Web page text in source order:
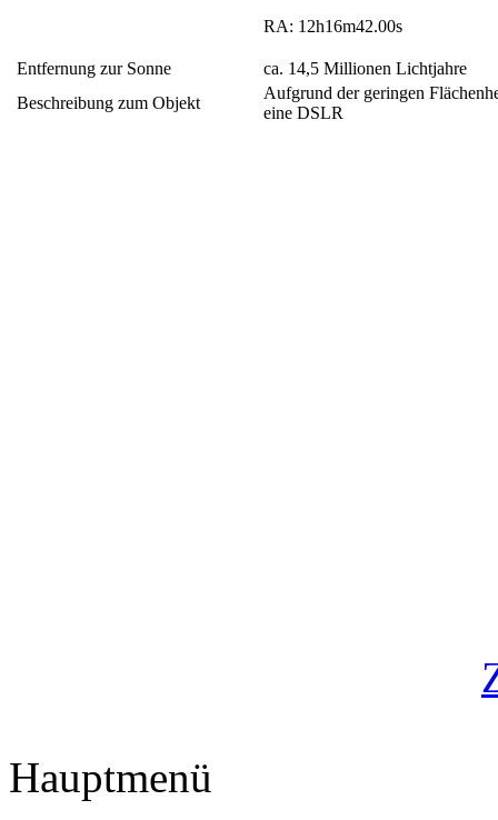
RA: 12h16m42.00s
Entfernung zur Sonne
ca. 14,5 Millionen Lichtjahre
Beschreibung zum Objekt
Aufgrund der geringen
eine DSLR
Hauptmenü